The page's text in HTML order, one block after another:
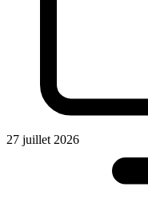
27 juillet 2026